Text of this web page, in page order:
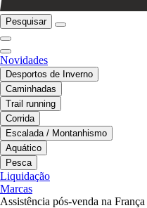
Pesquisar
Novidades
Desportos de Inverno
Caminhadas
Trail running
Corrida
Escalada / Montanhismo
Aquático
Pesca
Liquidação
Marcas
Assistência pós-venda na França